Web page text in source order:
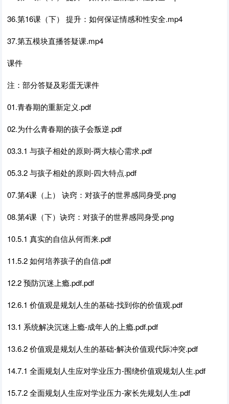
36.第16课（下） 提升：如何保证情感和性安全.mp4
37.第五模块直播答疑课.mp4
课件
注：部分答疑及彩蛋无课件
01.青春期的重新定义.pdf
02.为什么青春期的孩子会叛逆.pdf
03.3.1 与孩子相处的原则-两大核心需求.pdf
05.3.2 与孩子相处的原则-四大特点.pdf
07.第4课（上） 诀窍：对孩子的世界感同身受.png
08.第4课（下）诀窍：对孩子的世界感同身受.png
10.5.1 真实的自信从何而来.pdf
11.5.2 如何培养孩子的自信.pdf
12.2 预防沉迷上瘾.pdf.pdf
12.6.1 价值观是规划人生的基础-找到你的价值观.pdf
13.1 系统解决沉迷上瘾-成年人的上瘾.pdf.pdf
13.6.2 价值观是规划人生的基础-解决价值观代际冲突.pdf
14.7.1 全面规划人生应对学业压力-围绕价值观规划人生.pdf
15.7.2 全面规划人生应对学业压力-家长先规划人生.pdf